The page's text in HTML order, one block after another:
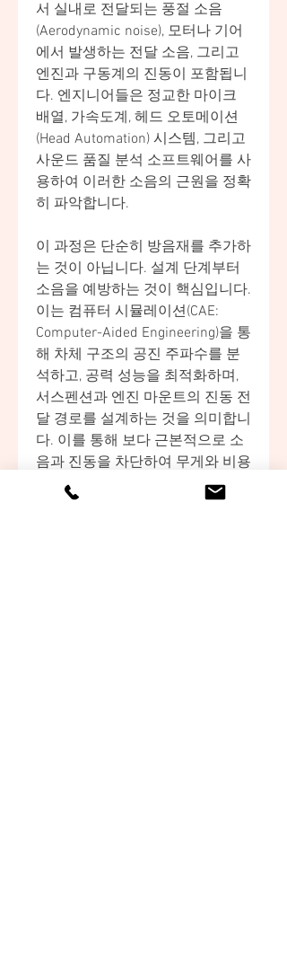
서 실내로 전달되는 풍절 소음
(Aerodynamic noise), 모터나 기어
에서 발생하는 전달 소음, 그리고
엔진과 구동계의 진동이 포함됩니
다. 엔지니어들은 정교한 마이크
배열, 가속도계, 헤드 오토메이션
(Head Automation) 시스템, 그리고
사운드 품질 분석 소프트웨어를 사
용하여 이러한 소음의 근원을 정확
히 파악합니다.
이 과정은 단순히 방음재를 추가하
는 것이 아닙니다. 설계 단계부터
소음을 예방하는 것이 핵심입니다.
이는 컴퓨터 시뮬레이션(CAE:
Computer-Aided Engineering)을 통
해 차체 구조의 공진 주파수를 분
석하고, 공력 성능을 최적화하며,
서스펜션과 엔진 마운트의 진동 전
달 경로를 설계하는 것을 의미합니
다. 이를 통해 보다 근본적으로 소
음과 진동을 차단하여 무게와 비용
을 추가하지 않고도 우수한 NVH
성능을實現할 수 있습니다.